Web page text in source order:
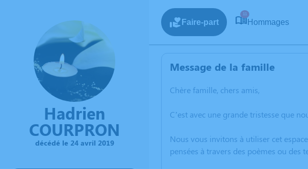
Hadrien
COURPRON
décédé le 24 avril 2019
Faire-part
11
Hommages
Message de la famille
Chère famille, chers amis,
C’est avec une grande tristesse que
Nous vous invitons à utiliser cet
pensées à travers des poèmes ou des